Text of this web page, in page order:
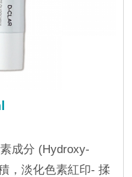
成分 (Hydroxy-
，淡化色素紅印- 揉